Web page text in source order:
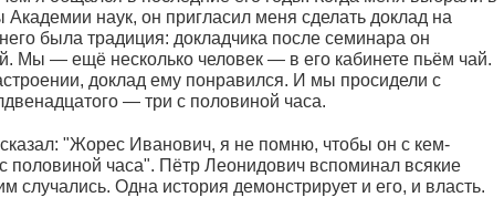
Академии наук, он пригласил меня сделать доклад на
была традиция: докладчика после семинара он
Мы — ещё несколько человек — в его кабинете пьём чай.
доклад ему понравился. И мы просидели с
— три с половиной часа.
сказал: "Жорес Иванович, я не помню, чтобы он с кем-
половиной часа". Пётр Леонидович вспоминал всякие
случались. Одна история демонстрирует и его, и власть.